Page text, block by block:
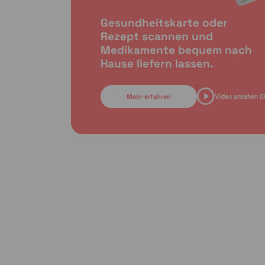
Gesundheitskarte oder
Rezept scannen und
Medikamente bequem nach
Hause liefern lassen.
Mehr erfahren Video ansehen